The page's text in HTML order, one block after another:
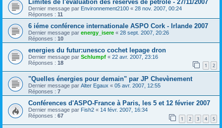
Limites de l'évaluation des réserves de pétrole - 27/11/2007
Dernier message par Environnement2100 « 28 nov. 2007, 00:24
Réponses : 11
6 iéme conférence internationale ASPO Cork - Irlande 2007
Dernier message par energy_isere « 28 sept. 2007, 20:26
Réponses : 10
energies du futur:unesco cochet lepage dron
Dernier message par Schlumpf « 22 avr. 2007, 23:16
Réponses : 18 1 2
"Quelles énergies pour demain" par JP Chevènement
Dernier message par Alter Egaux « 05 avr. 2007, 12:55
Réponses : 7
Conférences d'ASPO-France à Paris, les 5 et 12 février 2007
Dernier message par Fish2 « 14 févr. 2007, 16:34
Réponses : 67 1 2 3 4 5